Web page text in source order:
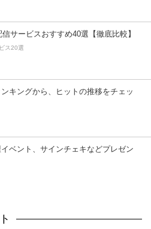
サービスおすすめ40選【徹底比較】
ス20選
キングから、ヒットの推移をチェッ
ベント、サインチェキなどプレゼン